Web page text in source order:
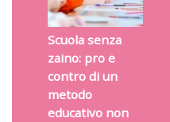
Scuola senza
zaino: pro e
contro di un
metodo
educativo non